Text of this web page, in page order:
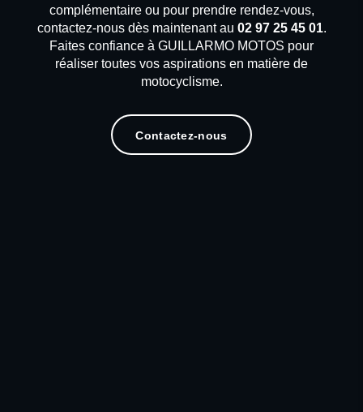
complémentaire ou pour prendre rendez-vous,
contactez-nous dès maintenant au 02 97 25 45 01.
Faites confiance à GUILLARMO MOTOS pour
réaliser toutes vos aspirations en matière de
motocyclisme.
Contactez-nous